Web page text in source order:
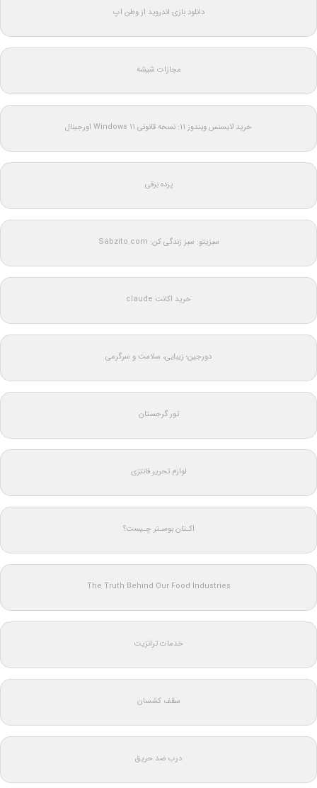
دانلود بازی اندروید از وطن اپ
مجازات شیشه
خرید لایسنس ویندوز 11: نسخه قانونی Windows 11 اورجینال
پرده برقی
سبزیتو: سبز زندگی کن: Sabzito.com
خرید اکانت claude
دورجین؛ زیبایی، سلامت و سرگرمی
تور گرجستان
لوازم تحریر فانتزی
اکـتان بوسـتر چـیست؟
The Truth Behind Our Food Industries
خدمات ترانزیت
سقف کشسان
درب ضد حریق